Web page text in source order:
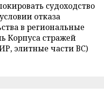
судоходство
отказа
в региональные
Корпуса стражей
элитные части ВС)